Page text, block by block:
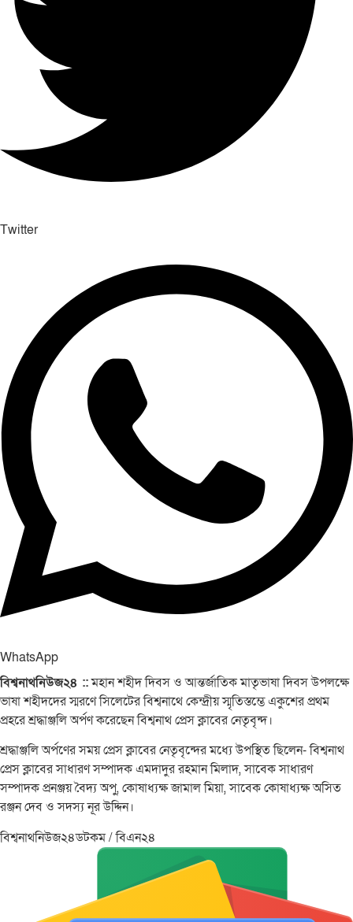
Twitter
WhatsApp
বিশ্বনাথনিউজ২৪ ::মহান শহীদ দিবস ও আন্তর্জাতিক মাতৃভাষা দিবস উপলক্ষে
ভাষা শহীদদের স্মরণে সিলেটের বিশ্বনাথে কেন্দ্রীয় স্মৃতিস্তম্ভে একুশের প্রথম
প্রহরে শ্রদ্ধাঞ্জলি অর্পণ করেছেন বিশ্বনাথ প্রেস ক্লাবের নেতৃবৃন্দ।
শ্রদ্ধাঞ্জলি অর্পণের সময় প্রেস ক্লাবের নেতৃবৃন্দের মধ্যে উপস্থিত ছিলেন- বিশ্বনাথ
প্রেস ক্লাবের সাধারণ সম্পাদক এমদাদুর রহমান মিলাদ, সাবেক সাধারণ
সম্পাদক প্রনঞ্জয় বৈদ্য অপু, কোষাধ্যক্ষ জামাল মিয়া, সাবেক কোষাধ্যক্ষ অসিত
রঞ্জন দেব ও সদস্য নূর উদ্দিন।
বিশ্বনাথনিউজ২৪ডটকম / বিএন২৪